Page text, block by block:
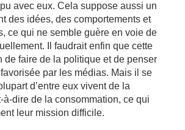
avec eux. Cela suppose aussi un
des idées, des comportements et
ce qui ne semble guère en voie de
Il faudrait enfin que cette
de faire de la politique et de penser
par les médias. Mais il se
d’entre eux vivent de la
à-dire de la consommation, ce qui
leur mission difficile.